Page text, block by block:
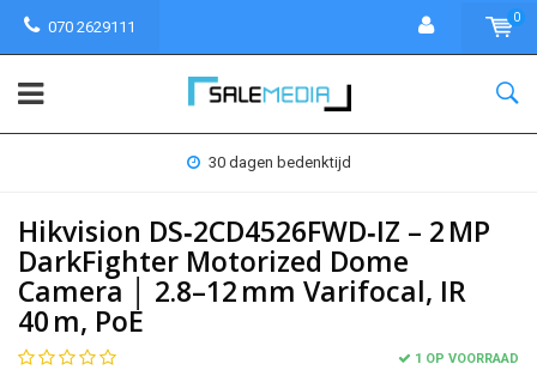
070 2629111
0
30 dagen bedenktijd
Hikvision DS‑2CD4526FWD‑IZ – 2 MP
DarkFighter Motorized Dome
Camera │ 2.8–12 mm Varifocal, IR
40 m, PoE
1 OP VOORRAAD